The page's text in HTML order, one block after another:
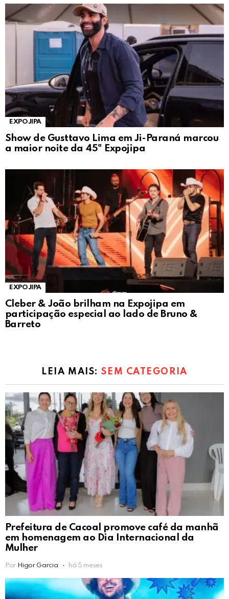
EXPOJIPA
Show de Gusttavo Lima em Ji-Paraná marcou
a maior noite da 45ª Expojipa
EXPOJIPA
Cleber & João brilham na Expojipa em
participação especial ao lado de Bruno &
Barreto
LEIA MAIS:SEM CATEGORIA
Prefeitura de Cacoal promove café da manhã
em homenagem ao Dia Internacional da
Mulher
Por Higor Garcia há 5 meses